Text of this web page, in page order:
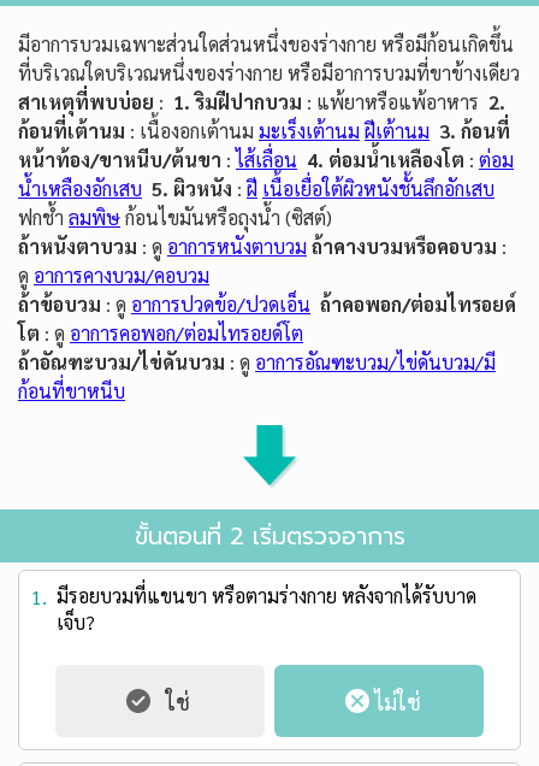
มีอาการบวมเฉพาะส่วนใดส่วนหนึ่งของร่างกาย หรือมีก้อนเกิดขึ้น
ที่บริเวณใดบริเวณหนึ่งของร่างกาย หรือมีอาการบวมที่ขาข้างเดียว
สาเหตุที่พบบ่อย : 1. ริมฝีปากบวม : แพ้ยาหรือแพ้อาหาร 2.
ก้อนที่เต้านม : เนื้องอกเต้านม มะเร็งเต้านม ฝีเต้านม 3. ก้อนที่
หน้าท้อง/ขาหนีบ/ต้นขา :ไส้เลื่อน 4. ต่อมน้ำเหลืองโต : ต่อม
น้ำเหลืองอักเสบ 5. ผิวหนัง :ฝี เนื้อเยื่อใต้ผิวหนังชั้นลึกอักเสบ
ฟกช้ำ ลมพิษก้อนไขมันหรือถุงน้ำ (ซิสต์)
ถ้าหนังตาบวม : ดู อาการหนังตาบวม ถ้าคางบวมหรือคอบวม :
ดู อาการคางบวม/คอบวม
ถ้าข้อบวม : ดู อาการปวดข้อ/ปวดเอ็น ถ้าคอพอก/ต่อมไทรอยด์
โต : ดู อาการคอพอก/ต่อมไทรอยด์โต
ถ้าอัณฑะบวม/ไข่ดันบวม : ดู อาการอัณฑะบวม/ไข่ดันบวม/มี
ก้อนที่ขาหนีบ
ขั้นตอนที่ 2 เริ่มตรวจอาการ
1. มีรอยบวมที่แขนขา หรือตามร่างกาย หลังจากได้รับบาด
เจ็บ?